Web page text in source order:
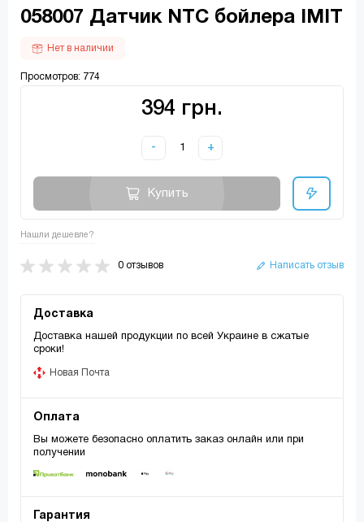
058007 Датчик NTC бойлера IMIT
Нет в наличии
Просмотров: 774
394 грн.
- +
Купить
Нашли дешевле?
0 отзывов Написать отзыв
Доставка
Доставка нашей продукции по всей Украине в сжатые
сроки!
Новая Почта
Оплата
Вы можете безопасно оплатить заказ онлайн или при
получении
Гарантия